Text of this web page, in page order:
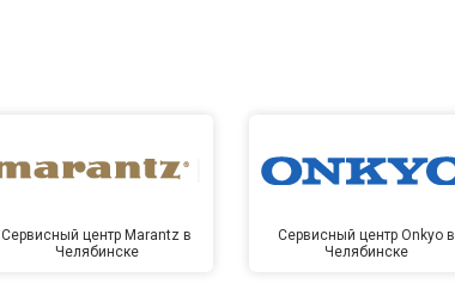
Сервисный центр Marantz в
Челябинске
Сервисный центр Onkyo в
Челябинске